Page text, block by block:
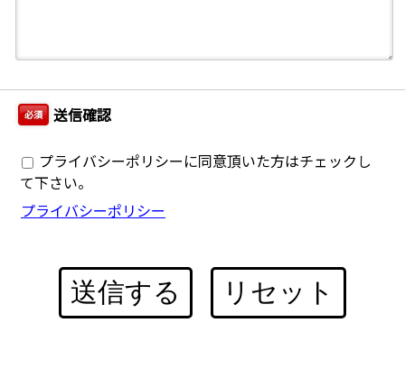
必須 送信確認
プライバシーポリシーに同意頂いた方はチェックし
て下さい。
プライバシーポリシー
送信する リセット